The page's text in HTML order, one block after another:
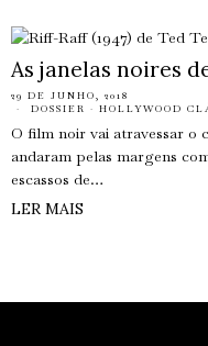
As janelas noires
29 DE JUNHO, 2018
DOSSIER · HOLLYWOOD
O film noir vai atravessar o
andaram pelas margens
escassos de…
LER MAIS